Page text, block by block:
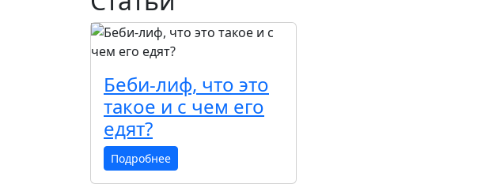
Беби-лиф, что это
такое и с чем его
едят?
Подробнее